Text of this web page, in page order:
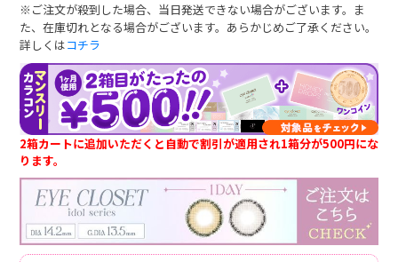
※ご注文が殺到した場合、当日発送できない場合がございます。ま
た、在庫切れとなる場合がございます。あらかじめご了承ください。
詳しくはコチラ
2箱カートに追加いただくと自動で割引が適用され1箱分が500円にな
ります。